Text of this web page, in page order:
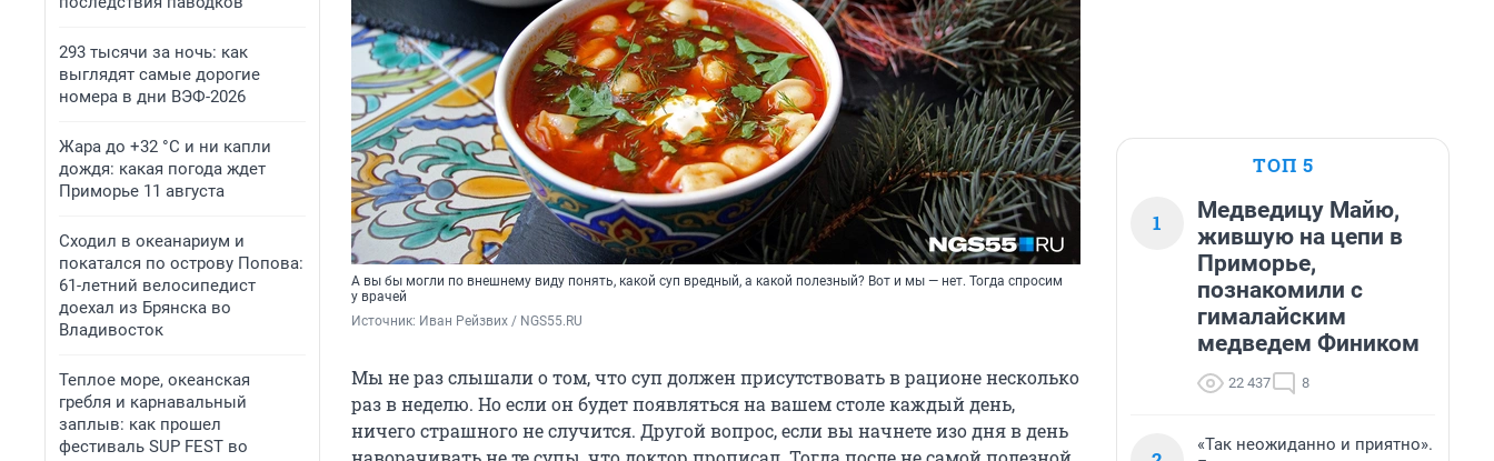
293 тысячи за ночь: как
выглядят самые дорогие
номера в дни ВЭФ-2026
Жара до +32 °C и ни капли
дождя: какая погода ждет
Приморье 11 августа
Сходил в океанариум и
покатался по острову Попова:
61-летний велосипедист
доехал из Брянска во
Владивосток
Теплое море, океанская
гребля и карнавальный
заплыв: как прошел
фестиваль SUP FEST во
А вы бы могли по внешнему виду понять, какой суп вредный, а какой полезный? Вот и мы — нет. Тогда спросим
у врачей
Источник: Иван Рейзвих / NGS55.RU
Мы не раз слышали о том, что суп должен присутствовать в рационе несколько
раз в неделю. Но если он будет появляться на вашем столе каждый день,
ничего страшного не случится. Другой вопрос, если вы начнете изо дня в день
ТОП 5
1
Медведицу Майю,
жившую на цепи в
Приморье,
познакомили с
гималайским
медведем Фиником
22 437 8
«Так неожиданно и приятно».